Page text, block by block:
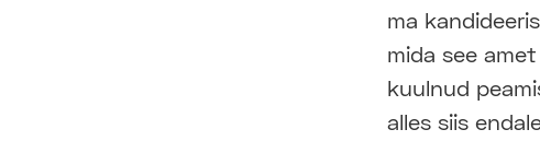
ma
mida see
kuulnud
alles siis